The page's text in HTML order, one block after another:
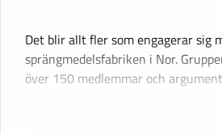
Det blir allt fler som engagerar sig
sprängmedelsfabriken i Nor.
över 150 medlemmar och